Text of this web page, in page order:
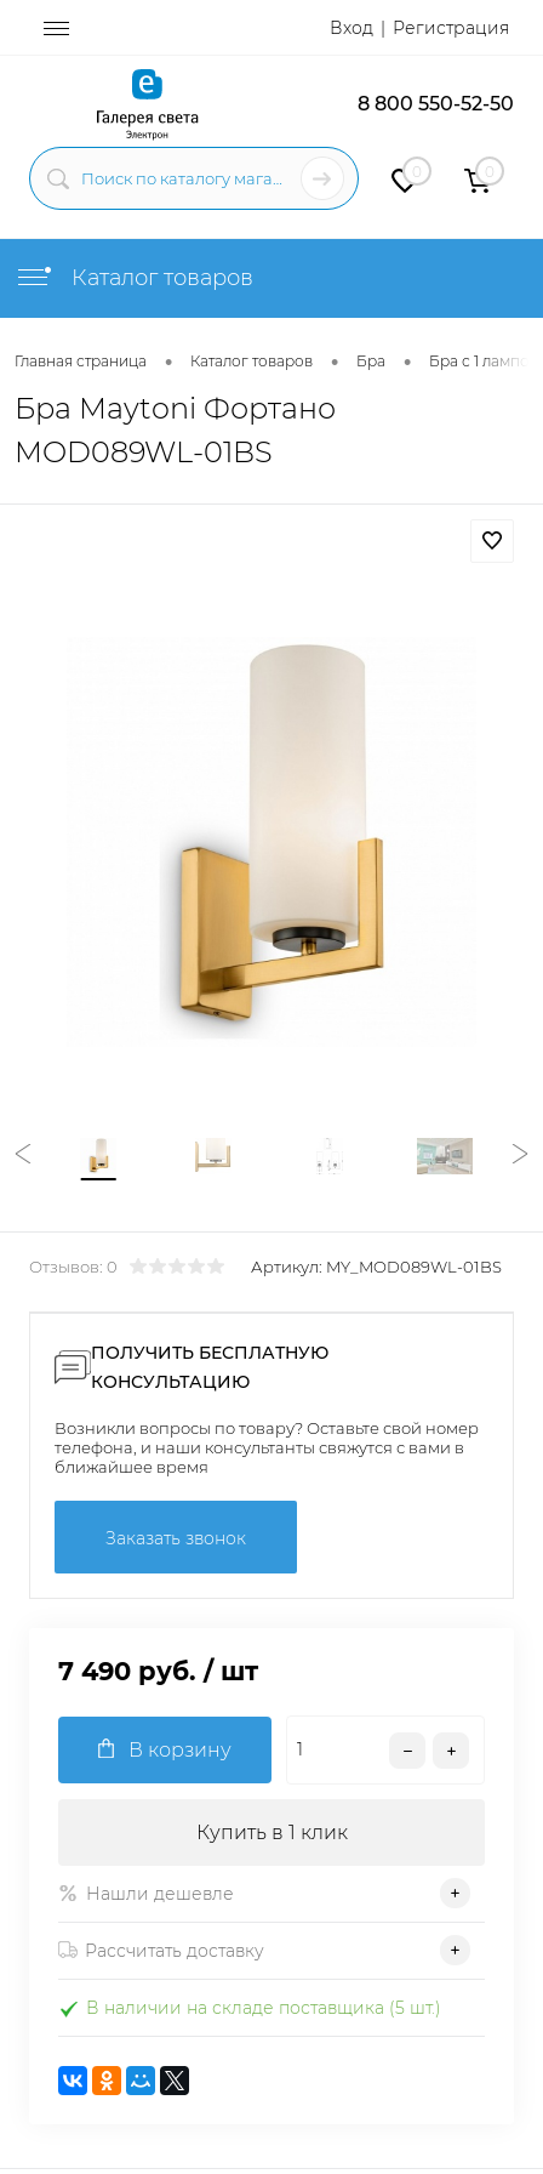
Вход Регистрация
8 800 550-52-50
0 0
Каталог товаров
Главная страница • Каталог товаров • Бра • Бра с 1 лампой
Бра Maytoni Фортано
MOD089WL-01BS
Отзывов: 0 Артикул: MY_MOD089WL-01BS
ПОЛУЧИТЬ БЕСПЛАТНУЮ
КОНСУЛЬТАЦИЮ
Возникли вопросы по товару? Оставьте свой номер
телефона, и наши консультанты свяжутся с вами в
ближайшее время
Заказать звонок
7 490 руб. / шт
В корзину
Купить в 1 клик
Нашли дешевле
Рассчитать доставку
В наличии на складе поставщика (5 шт.)